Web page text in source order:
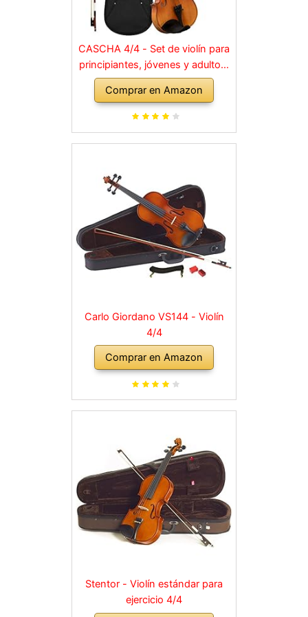
CASCHA 4/4 - Set de violín para
principiantes, jóvenes y adultos,
violín macizo con arco, colofonia,
cuerdas de repuesto, soporte
para hombro, maletín, abeto
Comprar en Amazon
Carlo Giordano VS144 - Violín
4/4
Comprar en Amazon
Stentor - Violín estándar para
ejercicio 4/4